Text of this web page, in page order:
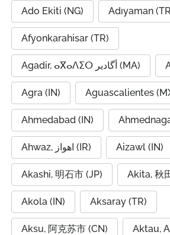
Ado Ekiti (NG) Adıyaman
Afyonkarahisar (TR)
Agadir, ⴰⴳⴰⴷⵉⵔ أگادیر (MA)
Agra (IN) Aguascalientes
Ahmedabad (IN)
Ahwaz, اهواز (IR) Aizawl (IN)
Akashi, 明石市 (JP) Akita, 秋
Akola (IN) Aksaray (TR)
Aksu, 阿克苏市 (CN) Aktau,